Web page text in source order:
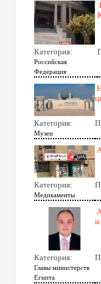
Категория:
Российская
Федерация
Категория:
Музеи
Категория:
Медикаменты
и
Категория:
Главы министерств
Египта